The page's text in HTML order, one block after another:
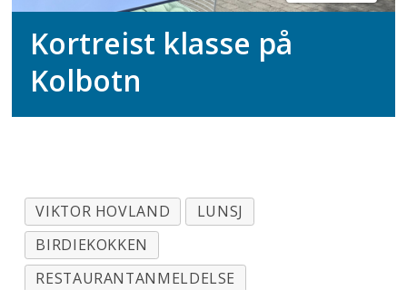
Kortreist klasse på
Kolbotn
VIKTOR HOVLAND
LUNSJ
BIRDIEKOKKEN
RESTAURANTANMELDELSE